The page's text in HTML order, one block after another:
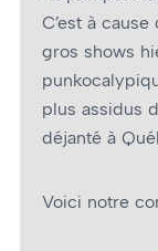
C’est à
gros shows
plus assidus
déjanté à
Voici notre